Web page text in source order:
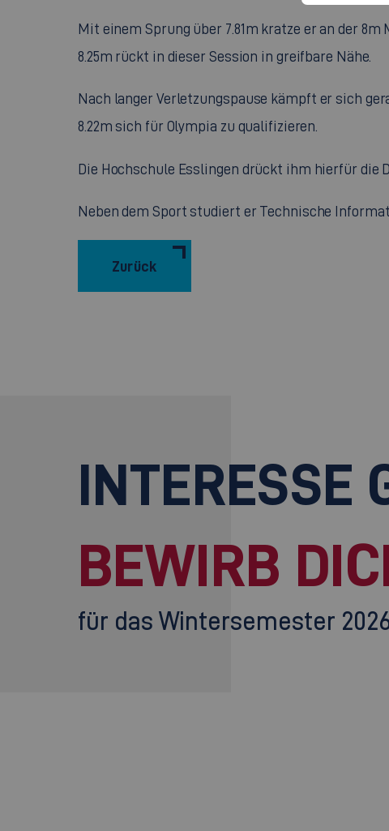
Mit einem Sprung über 7.81m kratze er an der
8.25m rückt in dieser Session in greifbare Nähe.
Nach langer Verletzungspause kämpft er sich
8.22m sich für Olympia zu qualifizieren.
Die Hochschule Esslingen drückt ihm hierfür die
Neben dem Sport studiert er Technische
Zurück
INTERESSE
BEWIRB
für das Wintersemester